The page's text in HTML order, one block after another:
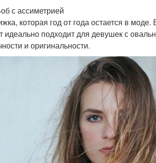
с ассиметрией
которая год от года остается в
идеально подходит для девушек с
и оригинальности.